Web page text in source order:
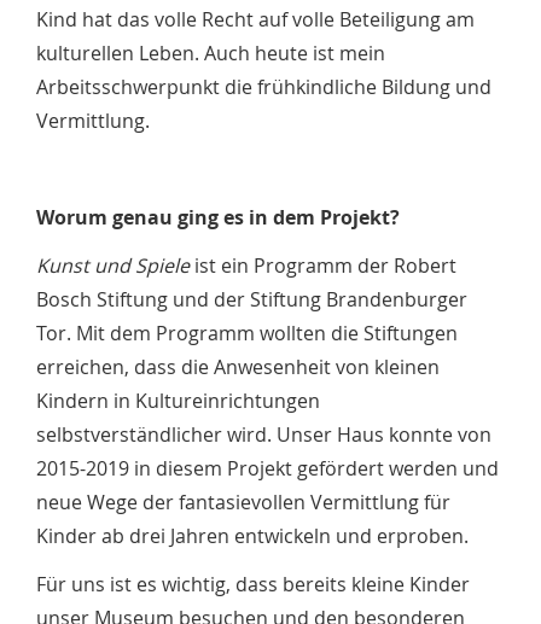
Kind hat das volle Recht auf volle Beteiligung am
kulturellen Leben. Auch heute ist mein
Arbeitsschwerpunkt die frühkindliche Bildung und
Vermittlung.
Worum genau ging es in dem Projekt?
Kunst und Spieleist ein Programm der Robert
Bosch Stiftung und der Stiftung Brandenburger
Tor. Mit dem Programm wollten die Stiftungen
erreichen, dass die Anwesenheit von kleinen
Kindern in Kultureinrichtungen
selbstverständlicher wird. Unser Haus konnte von
2015-2019 in diesem Projekt gefördert werden und
neue Wege der fantasievollen Vermittlung für
Kinder ab drei Jahren entwickeln und erproben.
Für uns ist es wichtig, dass bereits kleine Kinder
unser Museum besuchen und den besonderen